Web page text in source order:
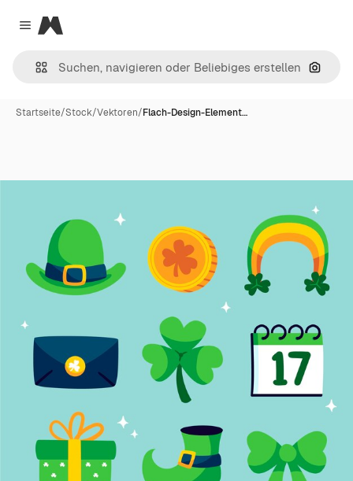
Close menu
Magnific
Nach
Startseite/Stock/Vektoren/Flach-Design-Element…